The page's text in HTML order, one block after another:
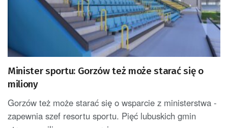
Minister sportu: Gorzów też może starać się o
miliony
Gorzów też może starać się o wsparcie z ministerstwa -
zapewnia szef resortu sportu. Pięć lubuskich gmin